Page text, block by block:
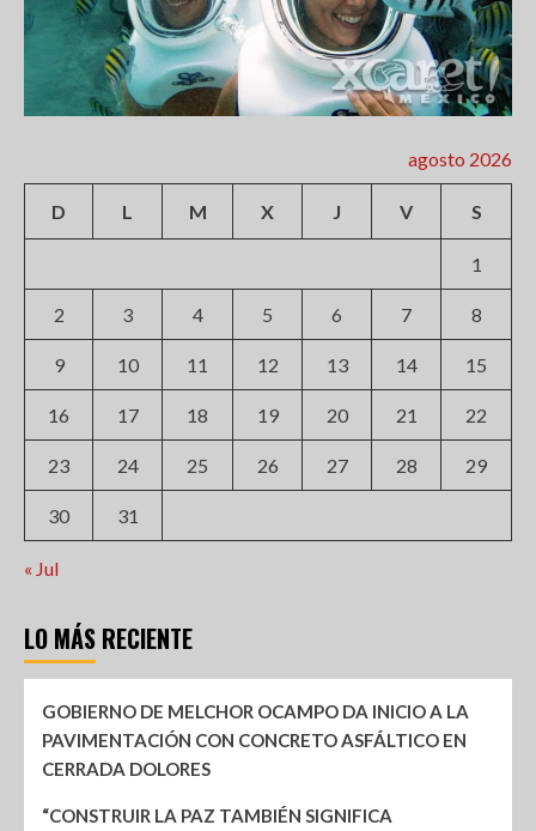
agosto 2026
D L M X J V S
1
2 3 4 5 6 7 8
9 10 11 12 13 14 15
16 17 18 19 20 21 22
23 24 25 26 27 28 29
30 31
« Jul
LO MÁS RECIENTE
GOBIERNO DE MELCHOR OCAMPO DA INICIO A LA
PAVIMENTACIÓN CON CONCRETO ASFÁLTICO EN
CERRADA DOLORES
“CONSTRUIR LA PAZ TAMBIÉN SIGNIFICA